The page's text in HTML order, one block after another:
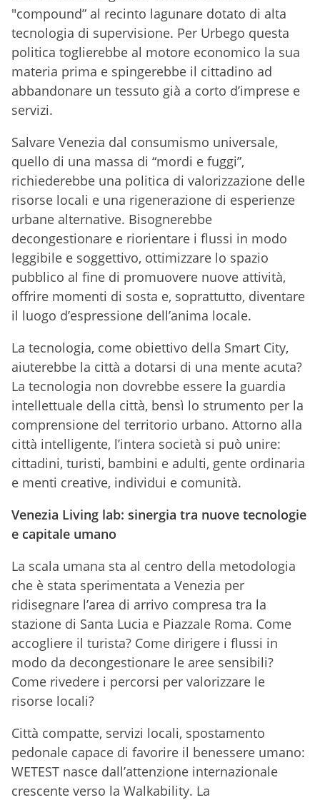
"compound” al recinto lagunare dotato di alta
tecnologia di supervisione. Per Urbego questa
politica toglierebbe al motore economico la sua
materia prima e spingerebbe il cittadino ad
abbandonare un tessuto già a corto d’imprese e
servizi.
Salvare Venezia dal consumismo universale,
quello di una massa di “mordi e fuggi”,
richiederebbe una politica di valorizzazione delle
risorse locali e una rigenerazione di esperienze
urbane alternative. Bisognerebbe
decongestionare e riorientare i flussi in modo
leggibile e soggettivo, ottimizzare lo spazio
pubblico al fine di promuovere nuove attività,
offrire momenti di sosta e, soprattutto, diventare
il luogo d’espressione dell’anima locale.
La tecnologia, come obiettivo della Smart City,
aiuterebbe la città a dotarsi di una mente acuta?
La tecnologia non dovrebbe essere la guardia
intellettuale della città, bensì lo strumento per la
comprensione del territorio urbano. Attorno alla
città intelligente, l’intera società si può unire:
cittadini, turisti, bambini e adulti, gente ordinaria
e menti creative, individui e comunità.
Venezia Living lab: sinergia tra nuove tecnologie
e capitale umano
La scala umana sta al centro della metodologia
che è stata sperimentata a Venezia per
ridisegnare l’area di arrivo compresa tra la
stazione di Santa Lucia e Piazzale Roma. Come
accogliere il turista? Come dirigere i flussi in
modo da decongestionare le aree sensibili?
Come rivedere i percorsi per valorizzare le
risorse locali?
Città compatte, servizi locali, spostamento
pedonale capace di favorire il benessere umano:
WETEST nasce dall’attenzione internazionale
crescente verso la Walkability. La